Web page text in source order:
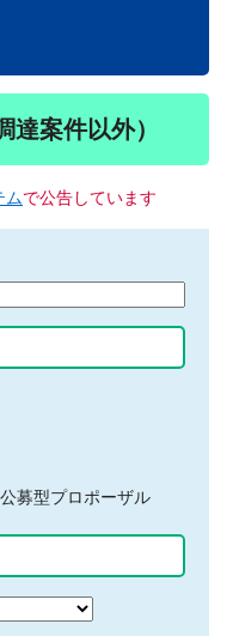
達案件以外）
ムで公告しています
公募型プロポーザル